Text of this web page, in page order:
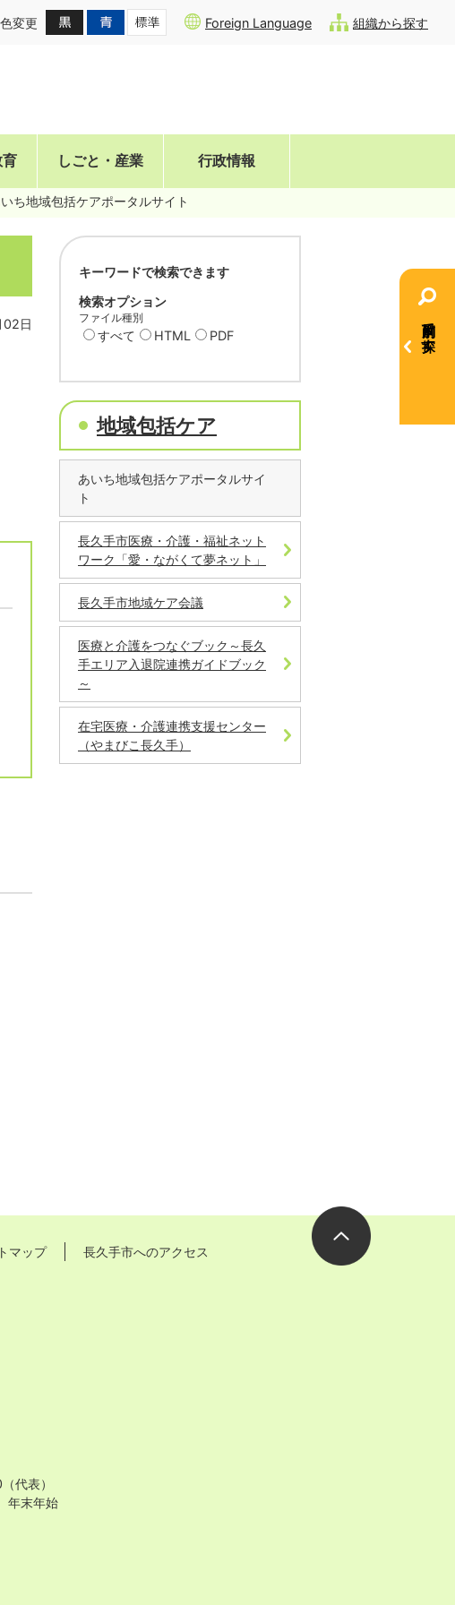
変更 Foreign Language 組織から探す
しごと・産業 行政情報
目的別で探す
ち地域包括ケアポータルサイト
02日
キーワードで検索できます
検索オプション
ファイル種別
すべて HTML PDF
地域包括ケア
あいち地域包括ケアポータルサイ
ト
長久手市医療・介護・福祉ネット
ワーク「愛・ながくて夢ネット」
長久手市地域ケア会議
医療と介護をつなぐブック～長久
手エリア入退院連携ガイドブック
～
在宅医療・介護連携支援センター
（やまびこ長久手）
マップ 長久手市へのアクセス
代表）
年末年始